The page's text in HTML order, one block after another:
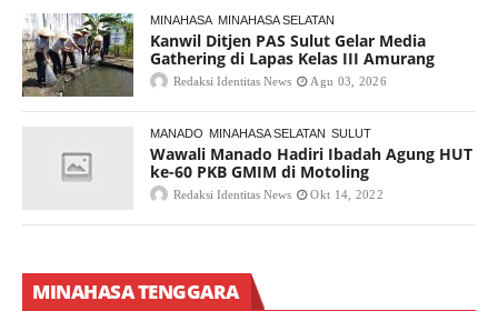
MINAHASA MINAHASA SELATAN
Kanwil Ditjen PAS Sulut Gelar Media
Gathering di Lapas Kelas III Amurang
Redaksi Identitas News Agu 03, 2026
MANADO MINAHASA SELATAN SULUT
Wawali Manado Hadiri Ibadah Agung HUT
ke-60 PKB GMIM di Motoling
Redaksi Identitas News Okt 14, 2022
MINAHASA TENGGARA